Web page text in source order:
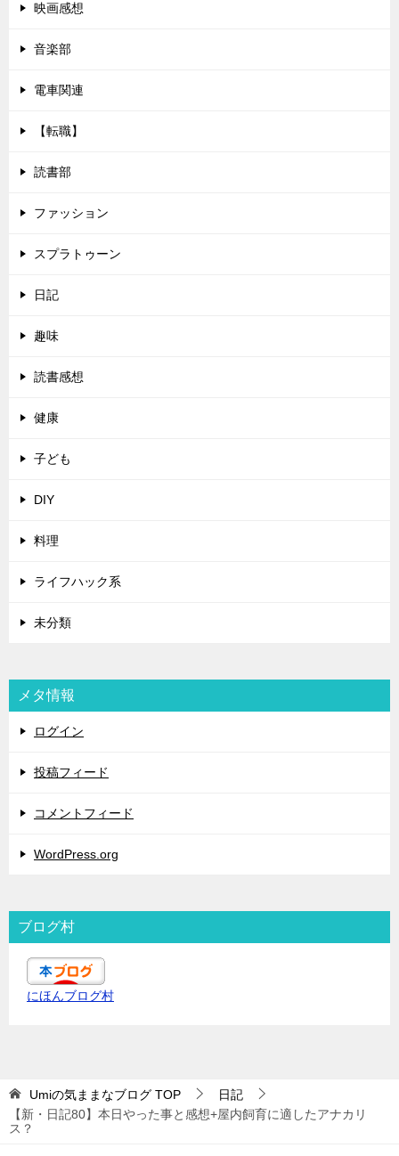
映画感想
音楽部
電車関連
【転職】
読書部
ファッション
スプラトゥーン
日記
趣味
読書感想
健康
子ども
DIY
料理
ライフハック系
未分類
メタ情報
ログイン
投稿フィード
コメントフィード
WordPress.org
ブログ村
にほんブログ村
Umiの気ままなブログ TOP
日記
【新・日記80】本日やった事と感想+屋内飼育に適したアナカリ
ス？